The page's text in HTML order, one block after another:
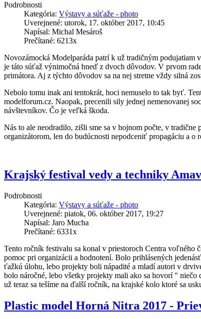
Podrobnosti
Kategória: Výstavy a súťaže - photo
Uverejnené: utorok, 17. október 2017, 10:45
Napísal: Michal Mesároš
Prečítané: 6213x
Novozámocká Modelparáda patrí k už tradičným podujatiam
je táto súťaž výnimočná hneď z dvoch dôvodov. V prvom
primátora. Aj z týchto dôvodov sa na nej stretne vždy silná
Nebolo tomu inak ani tentokrát, hoci nemuselo to tak byť.
modelforum.cz. Naopak, precenili sily jednej nemenovanej
návštevníkov. Čo je veľká škoda.
Nás to ale neodradilo, zišli sme sa v hojnom počte, v
organizátorom, len do budúcnosti nepodceniť propagáciu a
Krajský festival vedy a techniky
Podrobnosti
Kategória: Výstavy a súťaže - photo
Uverejnené: piatok, 06. október 2017, 19:27
Napísal: Jaro Mucha
Prečítané: 6331x
Tento ročník festivalu sa konal v priestoroch Centra
pomoc pri organizácii a hodnotení. Bolo prihlásených
ťažkú úlohu, lebo projekty boli nápadité a mladí autori v
bolo náročné, lebo všetky projekty mali ako sa hovorí "
už teraz sa tešíme na ďalší ročník, na krajské kolo ktoré sa
Plastic model Horná Nitra 2017 -